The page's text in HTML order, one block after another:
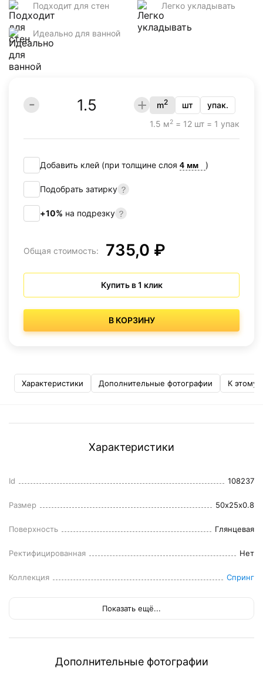
Подходит для стен Легко укладывать
Идеально для ванной
m2 шт
упак.
1.5 м2 = 12 шт = 1 упак
Добавить клей (при толщине слоя )
Подобрать затирку
+10% на подрезку
Общая стоимость: 735,0 ₽
Купить в 1 клик
В КОРЗИНУ
Характеристики Дополнительные фотографии К этому
Характеристики
Id 108237
Размер 50x25x0.8
Поверхность Глянцевая
Ректифицированная Нет
Коллекция Спринг
Показать ещё...
Дополнительные фотографии